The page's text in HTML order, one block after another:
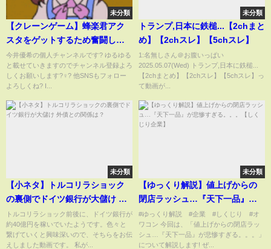
未分類
【クレーンゲーム】蜂楽君アク
スタをゲットするため奮闘して
きました。。クレーンゲーム得
意な人いたらコツ教えて！！#ブ
ルーロック #ブルロ #エゴい #ク
推し活
今井優希の個人チャンネルです? ゆるゆる
と載せていきますのでチャンネル登録よろ
しくお願いします?‍♀️? 他SNSもフォロー
よろしくね? I...
未分類
トランプ,日本に鉄槌...【2chまと
め】【2chスレ】【5chスレ】
1:名無しさん＠お腹いっぱい
2025.05.07(Wed) トランプ,日本に鉄槌...
【2chまとめ】【2chスレ】【5chスレ】っ
て動画が...
未分類
【小ネタ】トルコリラショック
の裏側でドイツ銀行が大儲け 外
債との関係は？
トルコリラショック前後に、ドイツ銀行が
約40億円を稼いでいたようです。色々と
繋げていくと興味深いので、そちらをお伝
えしました動画です。 私が...
未分類
【ゆっくり解説】値上げからの
閉店ラッシュ…『天下一品』が
悲惨すぎる。。。【しくじり企
業】
#ゆっくり解説 #企業 #しくじり #オ
ワコン 今回は、「値上げからの閉店ラッ
シュ…『天下一品』が悲惨すぎる。。。」
について解説します! ぜ...